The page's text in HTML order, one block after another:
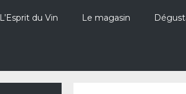
L’Esprit du Vin Le magasin